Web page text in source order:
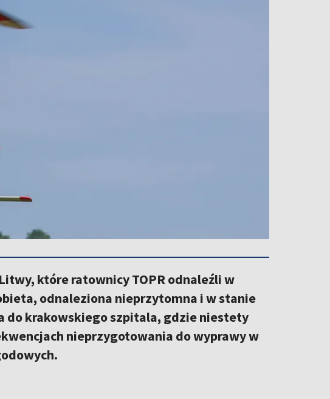
które ratownicy TOPR odnaleźli w
odnaleziona nieprzytomna i w stanie
do krakowskiego szpitala, gdzie niestety
nieprzygotowania do wyprawy w